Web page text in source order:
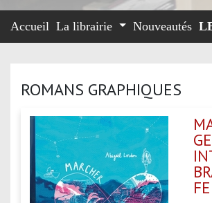
Accueil La librairie Nouveautés
ROMANS GRAPHIQUES